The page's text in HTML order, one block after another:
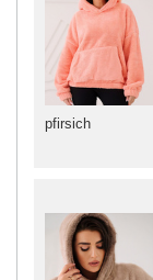
pfirsich